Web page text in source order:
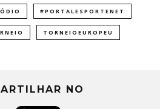
#PORTALESPORTENET
TORNEIOEUROPEU
NO